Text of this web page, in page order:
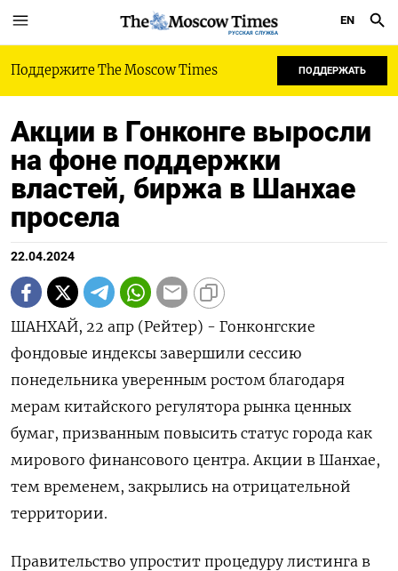
РУССКАЯ СЛУЖБА
EN
Поддержите The Moscow Times ПОДДЕРЖАТЬ
Акции в Гонконге выросли
на фоне поддержки
властей, биржа в Шанхае
просела
22.04.2024
ШАНХАЙ, 22 апр (Рейтер) - Гонконгские
фондовые индексы завершили сессию
понедельника уверенным ростом благодаря
мерам китайского регулятора рынка ценных
бумаг, призванным повысить статус города как
мирового финансового центра. Акции в Шанхае,
тем временем, закрылись на отрицательной
территории.
Правительство упростит процедуру листинга в